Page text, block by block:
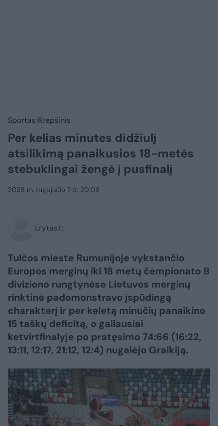
Sportas Krepšinis
Per kelias minutes didžiulį
atsilikimą panaikusios 18-metės
stebuklingai žengė į pusfinalį
2026 m. rugpjūčio 7 d. 20:06
Lrytas.lt
Tulčos mieste Rumunijoje vykstančio
Europos merginų iki 18 metų čempionato B
diviziono rungtynėse Lietuvos merginų
rinktinė pademonstravo įspūdingą
charakterį ir per keletą minučių panaikino
15 taškų deficitą, o galiausiai
ketvirtfinalyje po pratęsimo 74:66 (16:22,
13:11, 12:17, 21:12, 12:4) nugalėjo Graikiją.